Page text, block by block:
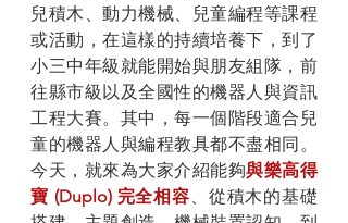
兒積木、動力機械、兒童編程等課程
或活動，在這樣的持續培養下，到了
小三中年級就能開始與朋友組隊，前
往縣市級以及全國性的機器人與資訊
工程大賽。其中，每一個階段適合兒
童的機器人與編程教具都不盡相同。
今天，就來為大家介紹能夠與樂高得
寶 (Duplo) 完全相容、從積木的基礎